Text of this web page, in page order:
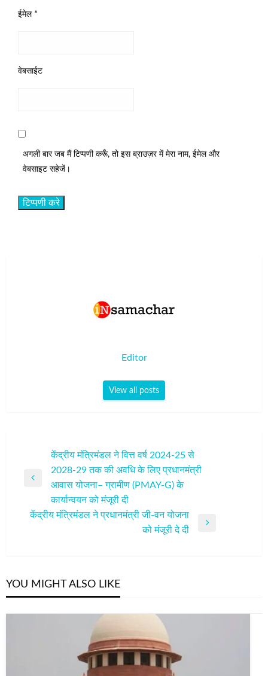
ईमेल *
वेबसाईट
अगली बार जब मैं टिप्पणी करूँ, तो इस ब्राउज़र में मेरा नाम, ईमेल और
वेबसाइट सहेजें।
Editor
View all posts
नेविगेशन
Previous
केंद्रीय मंत्रिमंडल ने वित्त वर्ष 2024-25 से
2028-29 तक की अवधि के लिए प्रधानमंत्री
आवास योजना– ग्रामीण (PMAY-G) के
कार्यान्वयन को मंजूरी दी
केंद्रीय मंत्रिमंडल ने प्रधानमंत्री जी-वन योजना
को मंजूरी दे दी
YOU MIGHT ALSO LIKE